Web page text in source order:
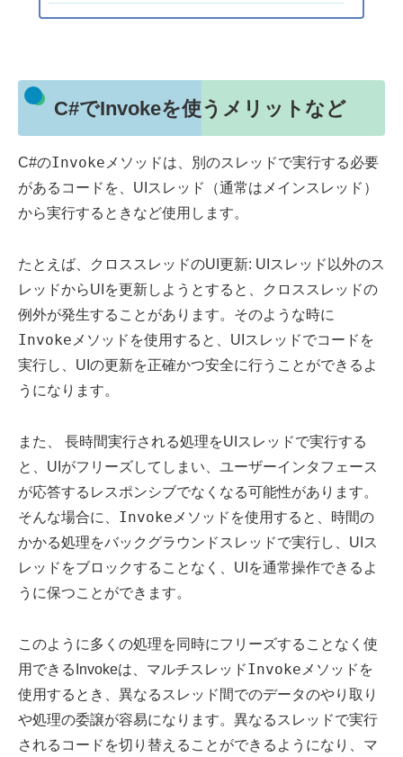
C#でInvokeを使うメリットなど
C#のInvoke メソッドは、別のスレッドで実行する必要
があるコードを、UIスレッド（通常はメインスレッド）
から実行するときなど使用します。
たとえば、クロススレッドのUI更新: UIスレッド以外のス
レッドからUIを更新しようとすると、クロススレッドの
例外が発生することがあります。 そのような時に
Invoke メソッドを使用すると、UIスレッドでコードを
実行し、UIの更新を正確かつ安全に行うことができるよ
うになります。
また、 長時間実行される処理をUIスレッドで実行する
と、UIがフリーズしてしまい、ユーザーインタフェース
が応答するレスポンシブでなくなる可能性があります。
そんな場合に、 Invoke メソッドを使用すると、時間の
かかる処理をバックグラウンドスレッドで実行し、UIス
レッドをブロックすることなく、UIを通常操作できるよ
うに保つことができます。
このように多くの処理を同時にフリーズすることなく使
用できるInvokeは、マルチスレッドInvoke メソッドを
使用するとき、異なるスレッド間でのデータのやり取り
や処理の委譲が容易になります。異なるスレッドで実行
されるコードを切り替えることができるようになり、マ